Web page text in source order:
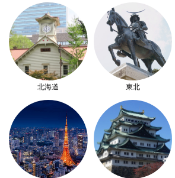
北海道 東北